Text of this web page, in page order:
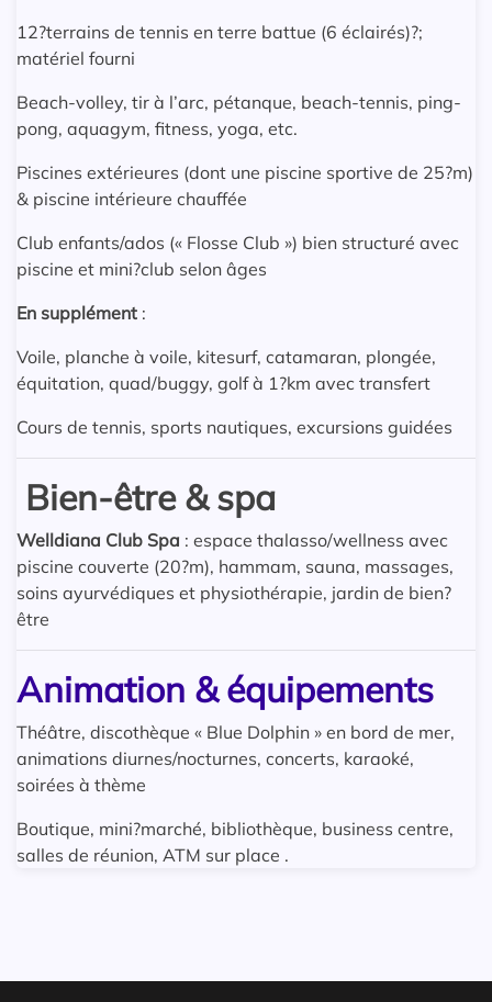
12?terrains de tennis en terre battue (6 éclairés)?;
matériel fourni
Beach-volley, tir à l’arc, pétanque, beach-tennis, ping-
pong, aquagym, fitness, yoga, etc.
Piscines extérieures (dont une piscine sportive de 25?m)
& piscine intérieure chauffée
Club enfants/ados (« Flosse Club ») bien structuré avec
piscine et mini?club selon âges
En supplément :
Voile, planche à voile, kitesurf, catamaran, plongée,
équitation, quad/buggy, golf à 1?km avec transfert
Cours de tennis, sports nautiques, excursions guidées
Bien-être & spa
Welldiana Club Spa : espace thalasso/wellness avec
piscine couverte (20?m), hammam, sauna, massages,
soins ayurvédiques et physiothérapie, jardin de bien?
être
Animation & équipements
Théâtre, discothèque « Blue Dolphin » en bord de mer,
animations diurnes/nocturnes, concerts, karaoké,
soirées à thème
Boutique, mini?marché, bibliothèque, business centre,
salles de réunion, ATM sur place .